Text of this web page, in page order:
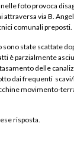
nelle foto provoca
attraversa via B.
comunali preposti.
sono state scattate
è parzialmente
delle
dai frequenti
movimento-
risposta.